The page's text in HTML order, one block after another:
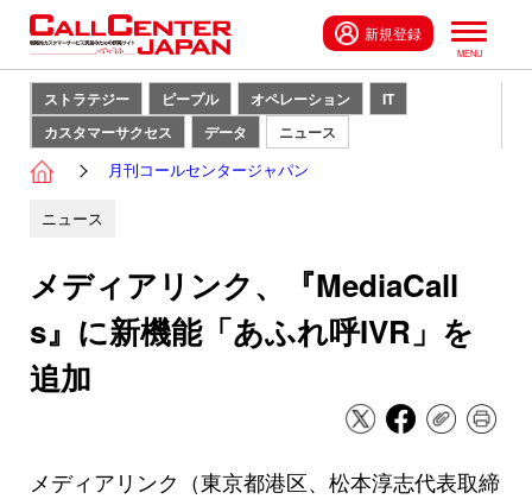
新規登録
ストラテジー ピープル オペレーション
IT
カスタマーサクセス
データ ニュース
月刊コールセンタージャパン
ニュース
メディアリンク、『MediaCall
s』に新機能「あふれ呼IVR」を
追加
メディアリンク（東京都港区、松本淳志代表取締